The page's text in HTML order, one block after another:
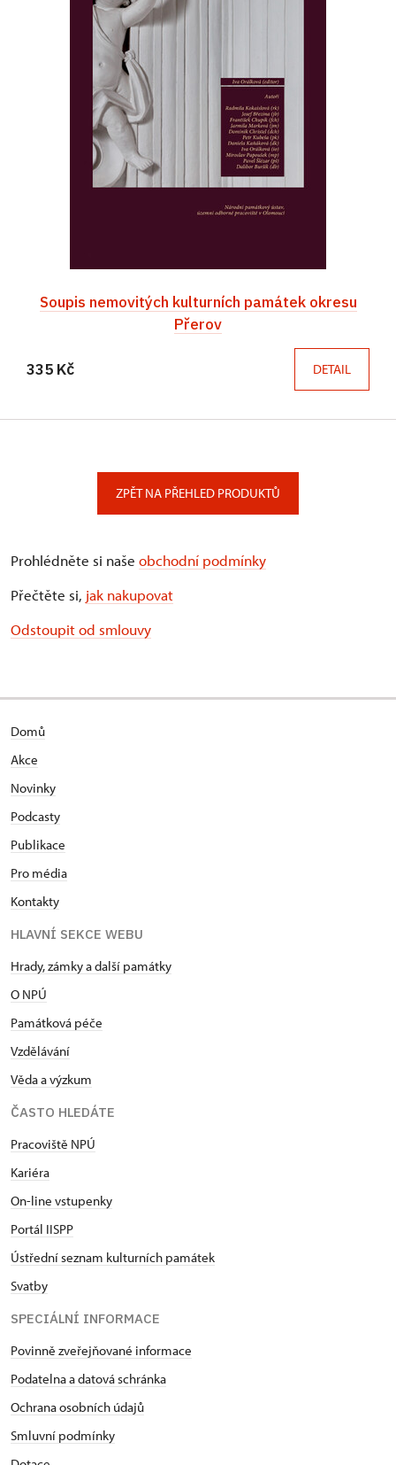
Soupis nemovitých kulturních památek okresu
Přerov
335 Kč DETAIL
ZPĚT NA PŘEHLED PRODUKTŮ
Prohlédněte si naše obchodní podmínky
Přečtěte si, jak nakupovat
Odstoupit od smlouvy
Domů
Akce
Novinky
Podcasty
Publikace
Pro média
Kontakty
HLAVNÍ SEKCE WEBU
Hrady, zámky a další památky
O NPÚ
Památková péče
Vzdělávání
Věda a výzkum
ČASTO HLEDÁTE
Pracoviště NPÚ
Kariéra
On-line vstupenky
Portál IISPP
Ústřední seznam kulturních památek
Svatby
SPECIÁLNÍ INFORMACE
Povinně zveřejňované informace
Podatelna a datová schránka
Ochrana osobních údajů
Smluvní podmínky